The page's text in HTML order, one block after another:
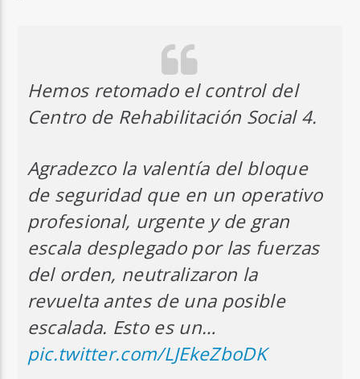
Hemos retomado el control del
Centro de Rehabilitación Social 4.
Agradezco la valentía del bloque
de seguridad que en un operativo
profesional, urgente y de gran
escala desplegado por las fuerzas
del orden, neutralizaron la
revuelta antes de una posible
escalada. Esto es un…
pic.twitter.com/LJEkeZboDK